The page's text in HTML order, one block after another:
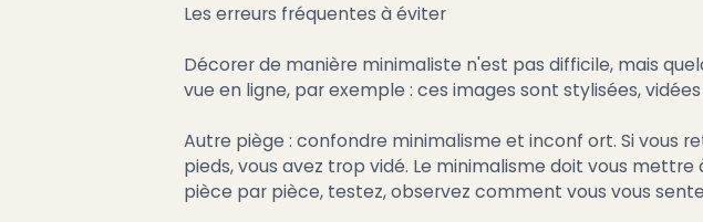
Les erreurs fréquentes à éviter
Décorer de manière minimaliste n'est pas difficile, mais
vue en ligne, par exemple : ces images sont stylisées,
Autre piège : confondre minimalisme et inconf ort. Si vous
pieds, vous avez trop vidé. Le minimalisme doit vous
pièce par pièce, testez, observez comment vous vous